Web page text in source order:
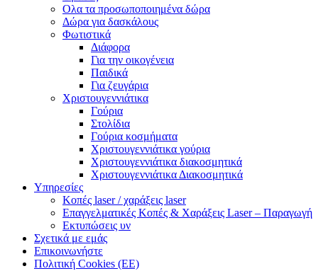
Ολα τα προσωποποιημένα δώρα
Δώρα για δασκάλους
Φωτιστικά
Διάφορα
Για την οικογένεια
Παιδικά
Για ζευγάρια
Χριστουγεννιάτικα
Γούρια
Στολίδια
Γούρια κοσμήματα
Χριστουγεννιάτικα γούρια
Χριστουγεννιάτικα διακοσμητικά
Χριστουγεννιάτικα Διακοσμητικά
Υπηρεσίες
Κοπές laser / χαράξεις laser
Επαγγελματικές Κοπές & Χαράξεις Laser – Παραγωγή
Εκτυπώσεις υν
Σχετικά με εμάς
Επικοινωνήστε
Πολιτική Cookies (ΕΕ)